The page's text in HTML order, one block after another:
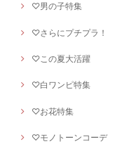
♡男の子特集
♡さらにプチプラ！
♡この夏大活躍
♡白ワンピ特集
♡お花特集
♡モノトーンコーデ